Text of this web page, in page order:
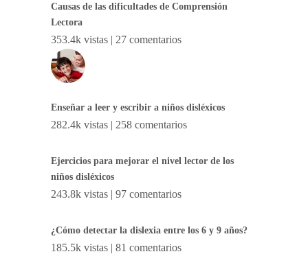
Causas de las dificultades de Comprensión
Lectora
353.4k vistas | 27 comentarios
Enseñar a leer y escribir a niños disléxicos
282.4k vistas | 258 comentarios
Ejercicios para mejorar el nivel lector de los
niños disléxicos
243.8k vistas | 97 comentarios
¿Cómo detectar la dislexia entre los 6 y 9 años?
185.5k vistas | 81 comentarios